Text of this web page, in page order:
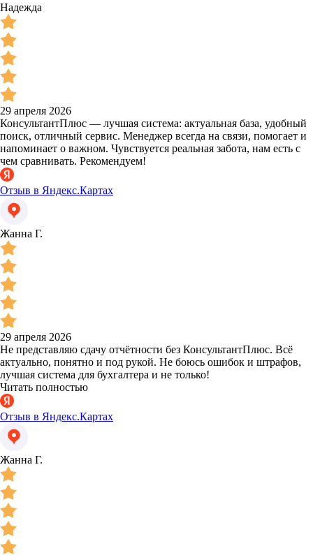
Надежда
29 апреля 2026
КонсультантПлюс — лучшая система: актуальная база, удобный
поиск, отличный сервис. Менеджер всегда на связи, помогает и
напоминает о важном. Чувствуется реальная забота, нам есть с
чем сравнивать. Рекомендуем!
Отзыв в Яндекс.Картах
Жанна Г.
29 апреля 2026
Не представляю сдачу отчётности без КонсультантПлюс. Всё
актуально, понятно и под рукой. Не боюсь ошибок и штрафов,
лучшая система для бухгалтера и не только!
Читать полностью
Отзыв в Яндекс.Картах
Жанна Г.